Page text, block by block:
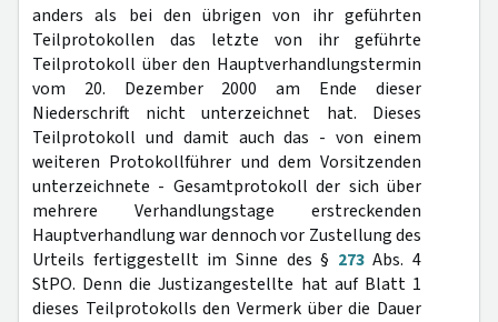
anders als bei den übrigen von ihr geführten
Teilprotokollen das letzte von ihr geführte
Teilprotokoll über den Hauptverhandlungstermin
vom 20. Dezember 2000 am Ende dieser
Niederschrift nicht unterzeichnet hat. Dieses
Teilprotokoll und damit auch das - von einem
weiteren Protokollführer und dem Vorsitzenden
unterzeichnete - Gesamtprotokoll der sich über
mehrere Verhandlungstage erstreckenden
Hauptverhandlung war dennoch vor Zustellung des
Urteils fertiggestellt im Sinne des § 273Abs. 4
StPO. Denn die Justizangestellte hat auf Blatt 1
dieses Teilprotokolls den Vermerk über die Dauer